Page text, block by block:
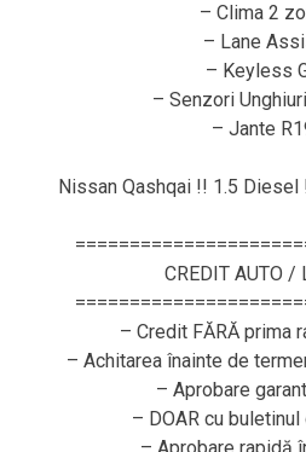
– Clima 2
– Lane
– Keyless
– Senzori
– Jante
Nissan Qashqai !! 1.5
CREDIT AUTO /
– Credit FĂRĂ prima
– Achitarea înainte de
– Aprobare
– DOAR cu